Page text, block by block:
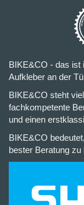
BIKE&CO - das ist
Aufkleber an der
BIKE&CO steht
fachkompetente
und einen
BIKE&CO
bester Beratung zu